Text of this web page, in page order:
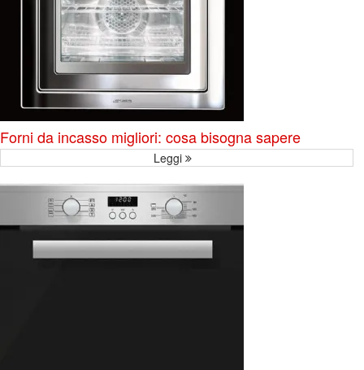
Forni da incasso migliori: cosa bisogna sapere
Leggi